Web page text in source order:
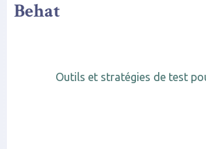
Behat
Outils et stratégies de test